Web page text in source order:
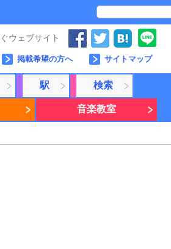
ウェブサイト
サイトマップ
掲載希望の方へ
駅 検索
音楽教室